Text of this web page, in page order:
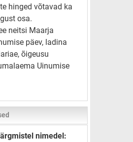
hinged võtavad ka
osa.
neitsi Maarja
päev, ladina
õigeusu
Uinumise
nimedel: